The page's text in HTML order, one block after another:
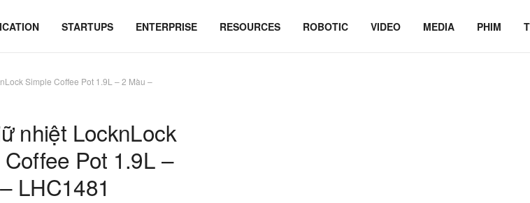
STARTUPS ENTERPRISE RESOURCES ROBOTIC VIDEO MEDIA PHIM
Simple Coffee Pot 1.9L – 2 Màu –
nhiệt LocknLock
Pot 1.9L –
LHC1481